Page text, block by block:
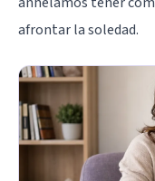
afrontar la soledad.